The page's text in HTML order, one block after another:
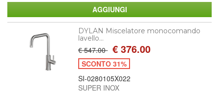
DYLAN Miscelatore monocomando
lavello...
€ 547.00 € 376.00
SCONTO 31%
SI-0280105X022
SUPER INOX